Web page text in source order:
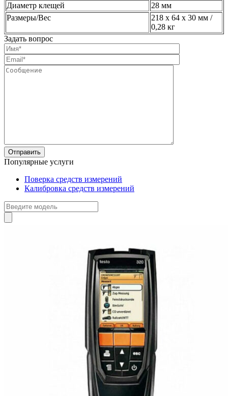
Диаметр клещей
28 мм
Размеры/Вес
218 x 64 x 30 мм /
0,28 кг
Задать вопрос
Популярные услуги
Поверка средств измерений
Калибровка средств измерений